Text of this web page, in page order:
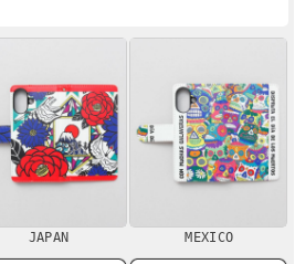
JAPAN MEXICO